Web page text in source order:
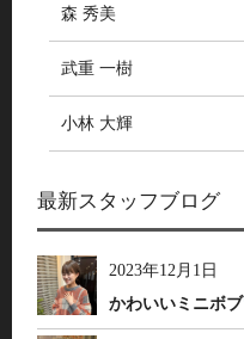
森 秀美
武重 一樹
小林 大輝
最新スタッフブログ
2023年12月1日
かわいいミニボブ